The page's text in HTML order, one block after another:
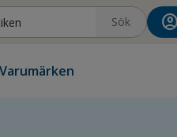
Sök account_circle
Varumärken